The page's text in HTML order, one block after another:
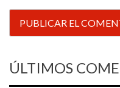
ÚLTIMOS